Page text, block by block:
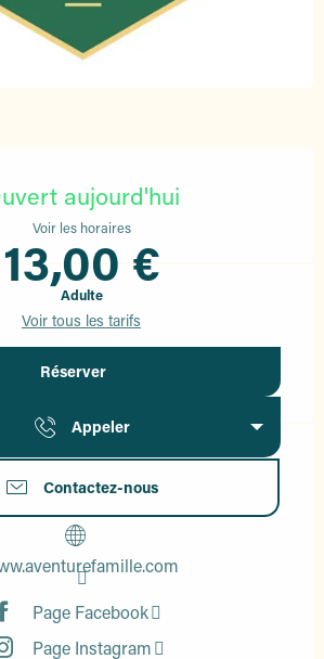
aujourd'hui
Voir les horaires
13,00 €
Adulte
Voir tous les tarifs
Réserver
Appeler
Contactez-nous
Page Facebook
Page Instagram